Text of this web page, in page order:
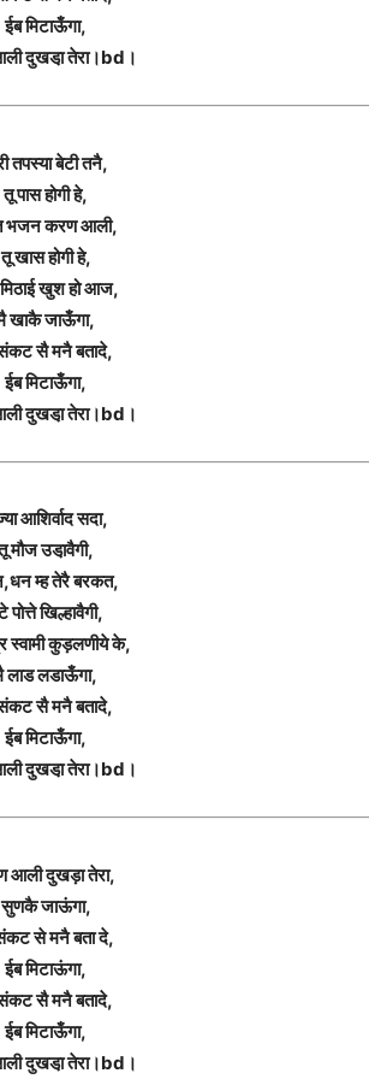
ईब मिटाऊँगा,
दुखडा़ तेरा।bd।
तपस्या बेटी तनै,
तू पास होगी हे,
भजन करण आली,
तू खास होगी हे,
खुश हो आज,
खाकै जाऊँगा,
सै मनै बतादे,
ईब मिटाऊँगा,
दुखडा़ तेरा।bd।
आशिर्वाद सदा,
मौज उडा़वैगी,
म्ह तेरै बरकत,
पोत्ते खिल्हावैगी,
स्वामी कुड़लणीये के,
लाड लडाऊँगा,
सै मनै बतादे,
ईब मिटाऊँगा,
दुखडा़ तेरा।bd।
आली दुखड़ा तेरा,
सुणकै जाऊंगा,
से मनै बता दे,
ईब मिटाऊंगा,
सै मनै बतादे,
ईब मिटाऊँगा,
दुखडा़ तेरा।bd।